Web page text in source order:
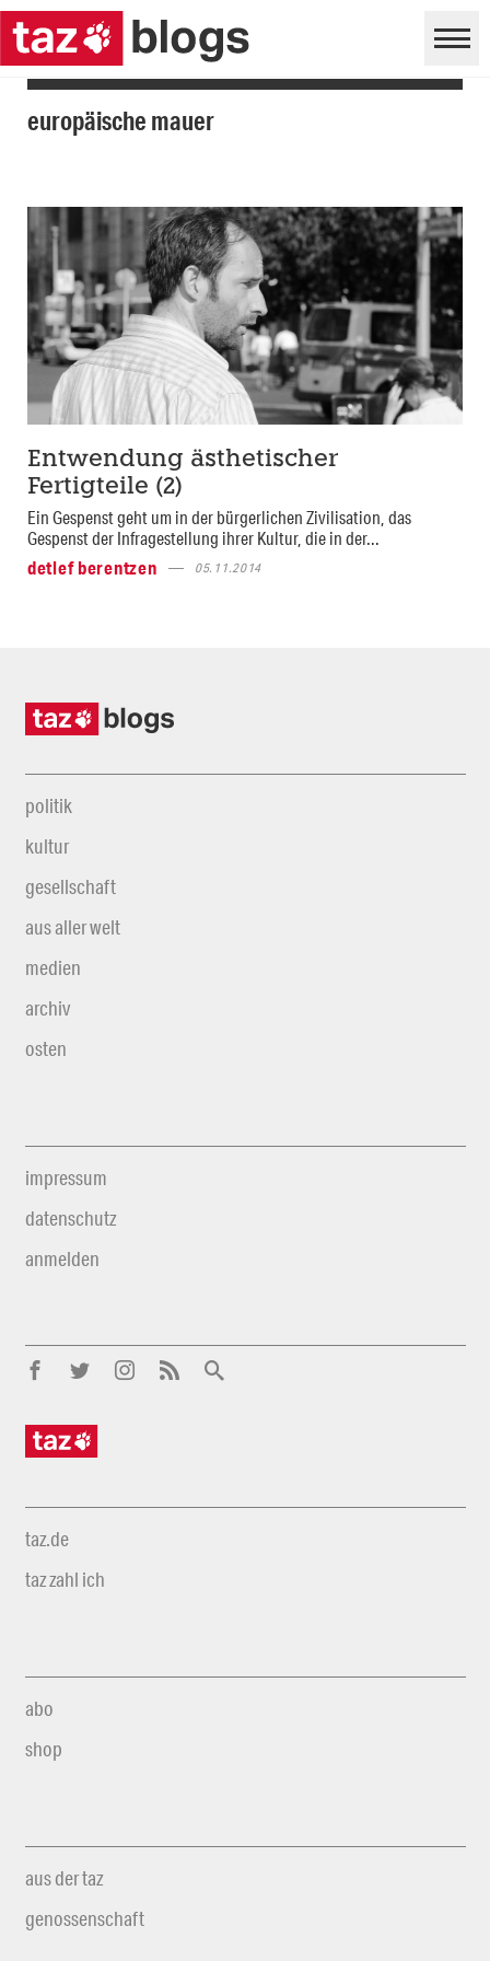
europäische mauer
Entwendung ästhetischer
Fertigteile (2)
Ein Gespenst geht um in der bürgerlichen Zivilisation, das
Gespenst der Infragestellung ihrer Kultur, die in der...
detlef berentzen
05.11.2014
politik
kultur
gesellschaft
aus aller welt
medien
archiv
osten
impressum
datenschutz
anmelden
taz.de
taz zahl ich
abo
shop
aus der taz
genossenschaft